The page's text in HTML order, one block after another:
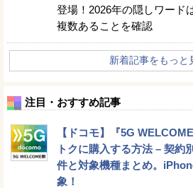
登場！2026年の隠しワード
複数あることを確認
新着記事をもっと
注目・おすすめ記事
【ドコモ】『5G
トクに購入する方法 – 契約
件と対象機種まとめ。
象！